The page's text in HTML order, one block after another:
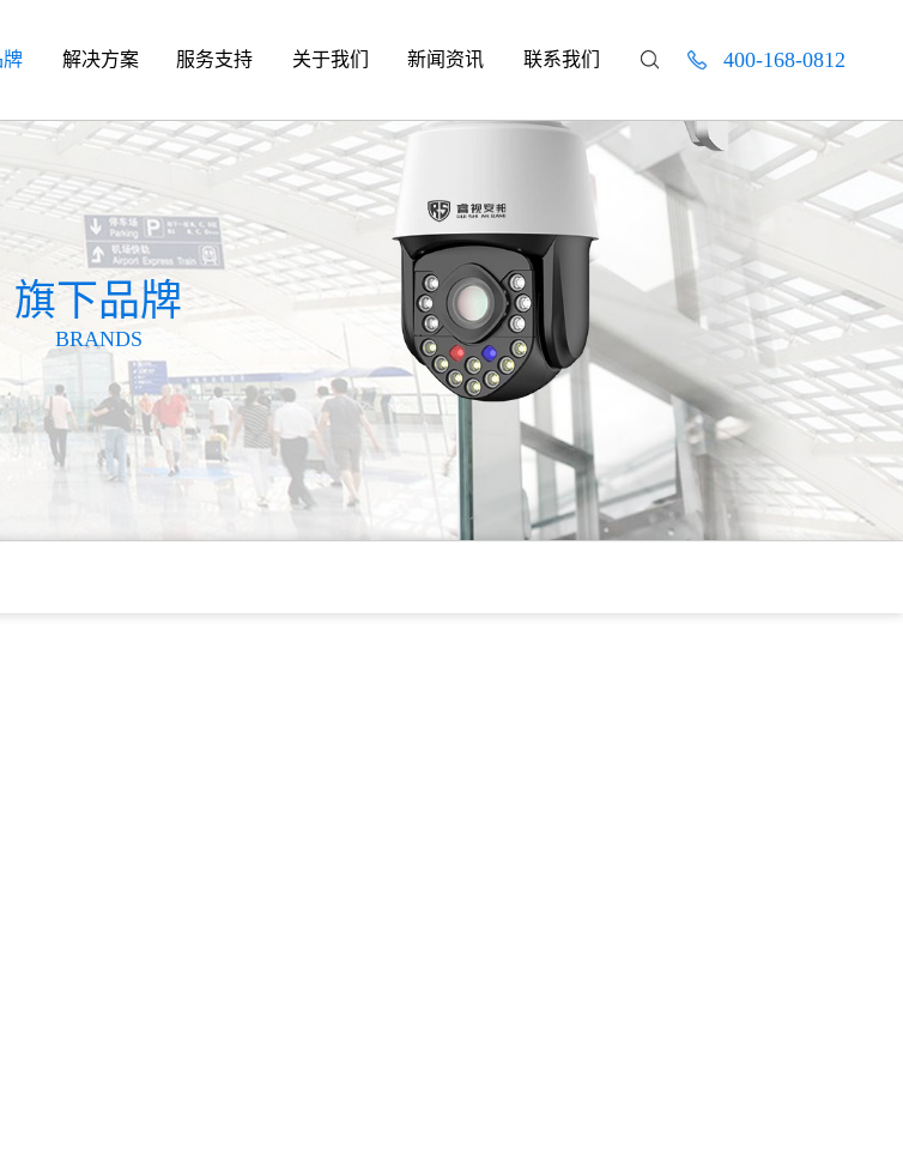
牌 解决方案 服务支持 关于我们 新闻资讯 联系我们 400-168-0812
旗下品牌
BRANDS